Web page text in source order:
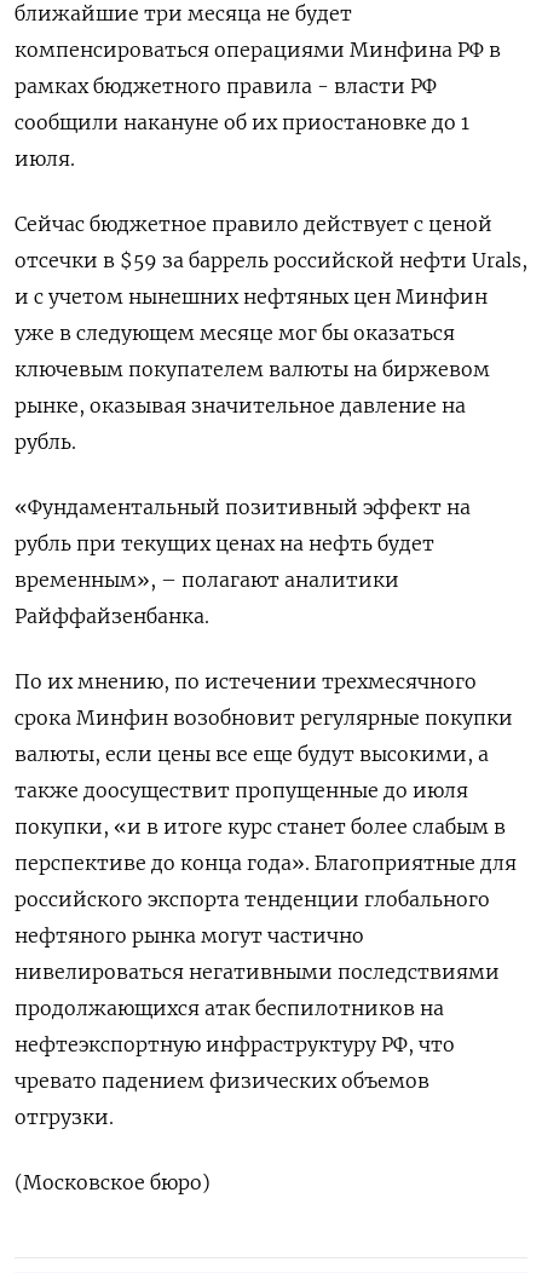
ближайшие три месяца не будет
компенсироваться операциями Минфина РФ в
рамках бюджетного правила - власти РФ
сообщили накануне об их приостановке до 1
июля.
Сейчас бюджетное правило действует с ценой
отсечки в $59 ​за баррель российской нефти Urals,
и с ⁠учетом нынешних нефтяных цен Минфин
уже в следующем месяце мог бы оказаться
ключевым покупателем валюты на биржевом
рынке, оказывая значительное давление на
рубль.
«Фундаментальный позитивный эффект на
рубль при ‌текущих ценах на нефть будет
временным», – полагают аналитики
Райффайзенбанка.
По их мнению, по истечении трехмесячного
срока Минфин возобновит регулярные покупки
валюты, ‌если цены все еще будут высокими, а
также доосуществит пропущенные до июля
покупки, «и в итоге курс станет более слабым в
перспективе ​до конца года». Благоприятные для
российского экспорта тенденции глобального
нефтяного рынка могут частично
нивелироваться негативными последствиями
продолжающихся ‌атак беспилотников на
нефтеэкспортную инфраструктуру РФ, что
чревато падением физических объемов
отгрузки.
(Московское бюро)